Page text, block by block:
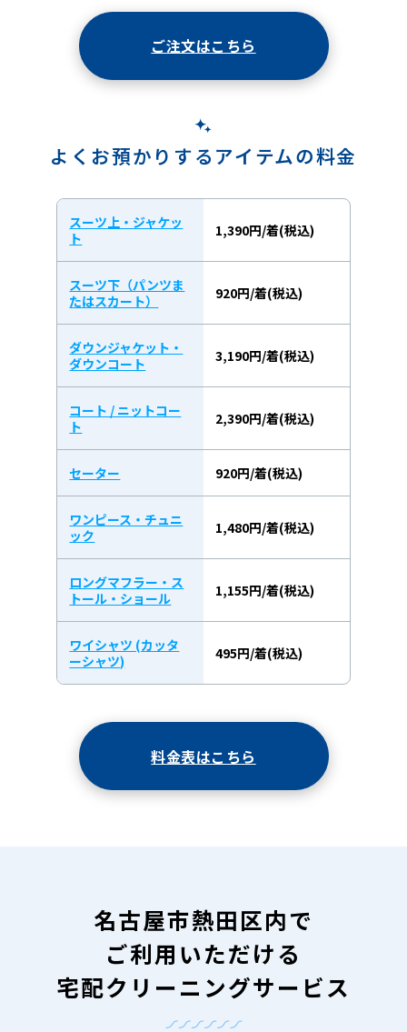
ご注文はこちら
よくお預かりするアイテムの料金
スーツ上・ジャケッ
ト
1,390円/着(税込)
スーツ下（パンツま
たはスカート）
920円/着(税込)
ダウンジャケット・
ダウンコート
3,190円/着(税込)
コート / ニットコー
ト
2,390円/着(税込)
セーター 920円/着(税込)
ワンピース・チュニ
ック
1,480円/着(税込)
ロングマフラー・ス
トール・ショール
1,155円/着(税込)
ワイシャツ (カッタ
ーシャツ)
495円/着(税込)
料金表はこちら
名古屋市熱田区内で
ご利用いただける
宅配クリーニングサービス